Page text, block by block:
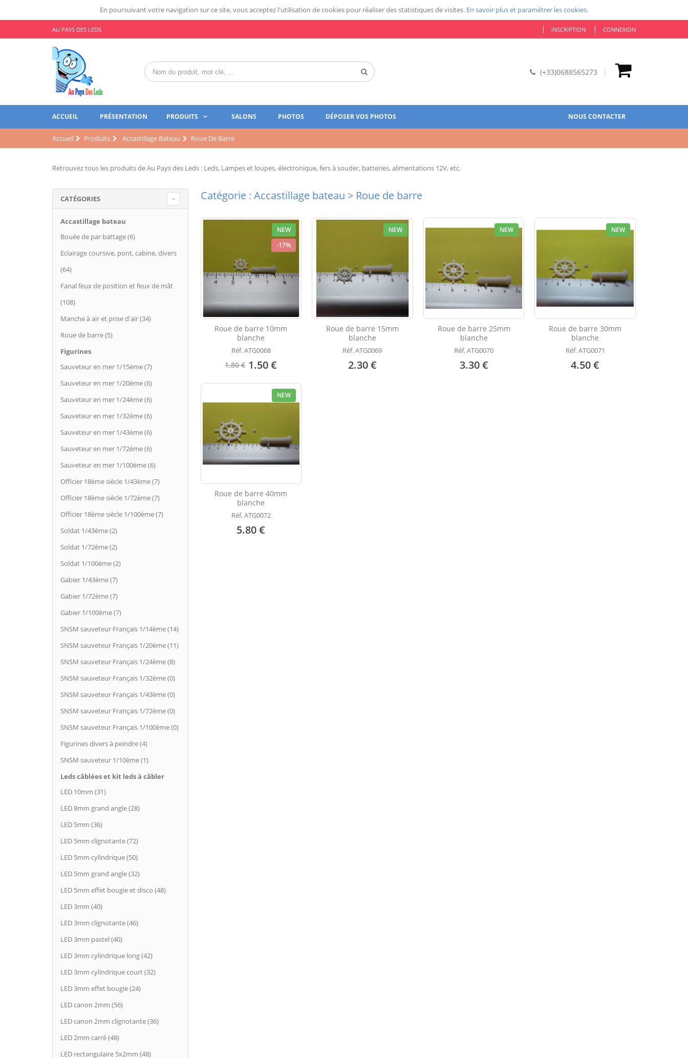
En poursuivant votre navigation sur ce site, vous acceptez l'utilisation de cookies pour réaliser des statistiques de visites. En savoir plus et paramétrer les cookies.
AU PAYS DES LEDS INSCRIPTION CONNEXION
(+33)0688565273
ACCUEIL PRÉSENTATION PRODUITS SALONS PHOTOS DÉPOSER VOS PHOTOS NOUS CONTACTER
Accueil Produits Accastillage Bateau Roue De Barre
Retrouvez tous les produits de Au Pays des Leds : Leds, Lampes et loupes, électronique, fers à souder, batteries, alimentations 12V, etc.
Catégorie : Accastillage bateau > Roue de barre
NEW
-17%
Roue de barre 10mm
blanche
Réf. ATG0068
1.80 € 1.50 €
NEW
Roue de barre 15mm
blanche
Réf. ATG0069
2.30 €
NEW
Roue de barre 25mm
blanche
Réf. ATG0070
3.30 €
NEW
Roue de barre 30mm
blanche
Réf. ATG0071
4.50 €
NEW
Roue de barre 40mm
blanche
Réf. ATG0072
5.80 €
CATÉGORIES
Accastillage bateau
Bouée de par battage (6)
Eclairage coursive, pont, cabine, divers
(64)
Fanal feux de position et feux de mât
(108)
Manche à air et prise d'air (34)
Roue de barre (5)
Figurines
Sauveteur en mer 1/15ème (7)
Sauveteur en mer 1/20ème (6)
Sauveteur en mer 1/24ème (6)
Sauveteur en mer 1/32ème (6)
Sauveteur en mer 1/43ème (6)
Sauveteur en mer 1/72ème (6)
Sauveteur en mer 1/100ème (6)
Officier 18ème siècle 1/43ème (7)
Officier 18ème siècle 1/72ème (7)
Officier 18ème siècle 1/100ème (7)
Soldat 1/43ème (2)
Soldat 1/72ème (2)
Soldat 1/100ème (2)
Gabier 1/43ème (7)
Gabier 1/72ème (7)
Gabier 1/100ème (7)
SNSM sauveteur Français 1/14ème (14)
SNSM sauveteur Français 1/20ème (11)
SNSM sauveteur Français 1/24ème (8)
SNSM sauveteur Français 1/32ème (0)
SNSM sauveteur Français 1/43ème (0)
SNSM sauveteur Français 1/72ème (0)
SNSM sauveteur Français 1/100ème (0)
Figurines divers à peindre (4)
SNSM sauveteur 1/10ème (1)
Leds câblées et kit leds à câbler
LED 10mm (31)
LED 8mm grand angle (28)
LED 5mm (36)
LED 5mm clignotante (72)
LED 5mm cylindrique (50)
LED 5mm grand angle (32)
LED 5mm effet bougie et disco (48)
LED 3mm (40)
LED 3mm clignotante (46)
LED 3mm pastel (40)
LED 3mm cylindrique long (42)
LED 3mm cylindrique court (32)
LED 3mm effet bougie (24)
LED canon 2mm (56)
LED canon 2mm clignotante (36)
LED 2mm carré (48)
LED rectangulaire 5x2mm (48)